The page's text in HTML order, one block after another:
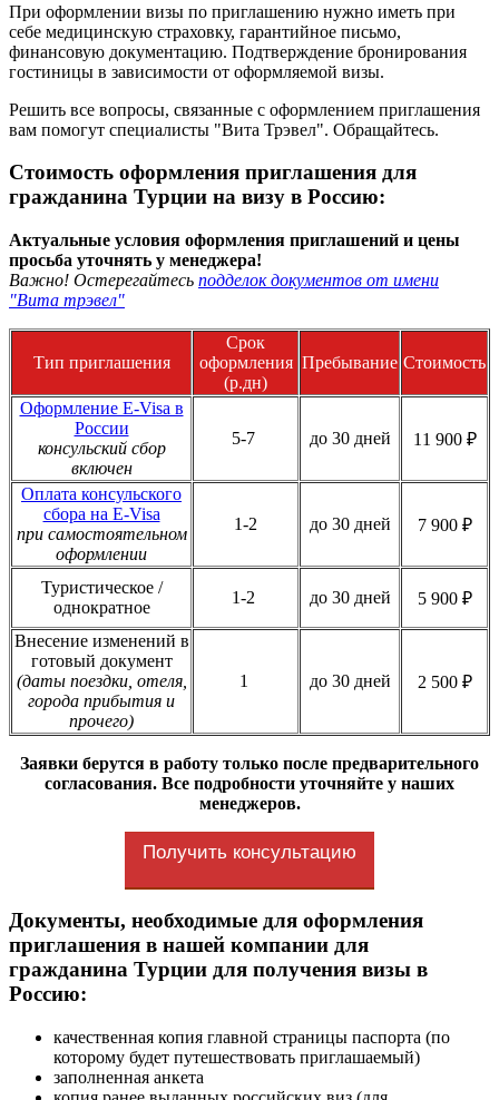
При оформлении визы по приглашению нужно иметь при
себе медицинскую страховку, гарантийное письмо,
финансовую документацию. Подтверждение бронирования
гостиницы в зависимости от оформляемой визы.
Решить все вопросы, связанные с оформлением приглашения
вам помогут специалисты "Вита Трэвел". Обращайтесь.
Стоимость оформления приглашения для
гражданина Турции на визу в Россию:
Актуальные условия оформления приглашений и цены
просьба уточнять у менеджера!
Важно! Остерегайтесь подделок документов от имени
"Вита трэвел"
Тип приглашения
Срок
оформления
(р.дн)
Пребывание Стоимость
Оформление E-Visa в
России
консульский сбор
включен
5-7 до 30 дней 11 900 ₽
Оплата консульского
сбора на E-Visa
при самостоятельном
оформлении
1-2 до 30 дней 7 900 ₽
Туристическое /
однократное
1-2 до 30 дней 5 900 ₽
Внесение изменений в
готовый документ
(даты поездки, отеля,
города прибытия и
прочего)
1 до 30 дней 2 500 ₽
Заявки берутся в работу только после предварительного
согласования. Все подробности уточняйте у наших
менеджеров.
Получить консультацию
Документы, необходимые для оформления
приглашения в нашей компании для
гражданина Турции для получения визы в
Россию:
качественная копия главной страницы паспорта (по
которому будет путешествовать приглашаемый)
заполненная анкета